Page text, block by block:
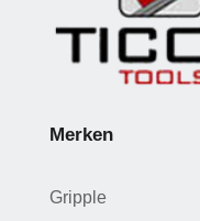
Merken
Gripple